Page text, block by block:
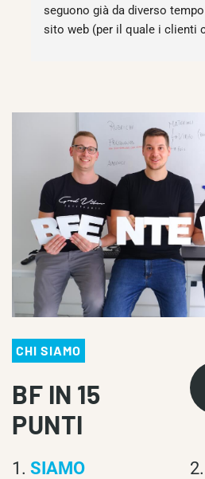
seguono già da diverso
sito web (per il quale i clienti
avremmo mai pensato.Non è
comunicazione con la quale
l'UNICA che ci sentiamo di
chiusi!!I ragazzi sono tutti
preparati e disponibili, oltre a
la comunicazione ci danno
insegnamenti d'oro!
che ci tengono al rapporto
collaborano e danno sempre
possiamo dire di essere più
risultati ottenuti tramite
CHI SIAMO
BF IN 15
PUNTI
1. SIAMO
2.